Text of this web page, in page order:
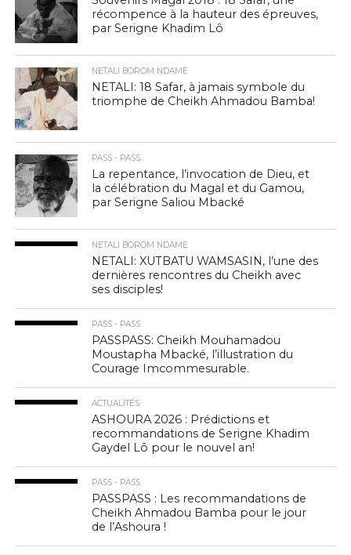
récompence à la hauteur des épreuves,
par Serigne Khadim Lô
NETALI BOROM NDAME
NETALI: 18 Safar, à jamais symbole du
triomphe de Cheikh Ahmadou Bamba!
PASS - PASS
La repentance, l’invocation de Dieu, et
la célébration du Magal et du Gamou,
par Serigne Saliou Mbacké
NETALI BOROM NDAME
NETALI: XUTBATU WAMSASIN, l’une des
dernières rencontres du Cheikh avec
ses disciples!
PASS - PASS
PASSPASS: Cheikh Mouhamadou
Moustapha Mbacké, l’illustration du
Courage Imcommesurable.
ACTUALITÉS
ASHOURA 2026 : Prédictions et
recommandations de Serigne Khadim
Gaydel Lô pour le nouvel an!
PASS - PASS
PASSPASS : Les recommandations de
Cheikh Ahmadou Bamba pour le jour
de l’Ashoura !